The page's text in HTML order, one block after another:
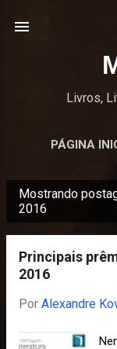
Livros,
PÁGINA
Mostrando
2016
Principais
2016
Por Alexandre